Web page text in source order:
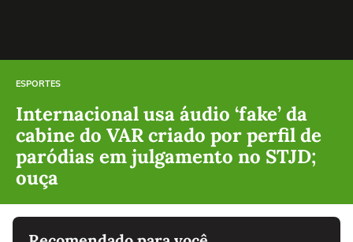
ESPORTES
Internacional usa áudio ‘fake’ da
cabine do VAR criado por perfil de
paródias em julgamento no STJD;
ouça